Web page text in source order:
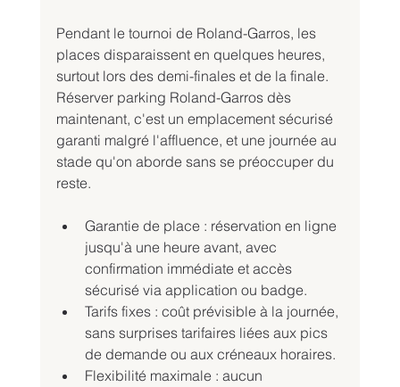
Pendant le tournoi de Roland-Garros, les
places disparaissent en quelques heures,
surtout lors des demi-finales et de la finale.
Réserver parking Roland-Garros dès
maintenant, c'est un emplacement sécurisé
garanti malgré l'affluence, et une journée au
stade qu'on aborde sans se préoccuper du
reste.
Garantie de place : réservation en ligne
jusqu'à une heure avant, avec
confirmation immédiate et accès
sécurisé via application ou badge.
Tarifs fixes : coût prévisible à la journée,
sans surprises tarifaires liées aux pics
de demande ou aux créneaux horaires.
Flexibilité maximale : aucun